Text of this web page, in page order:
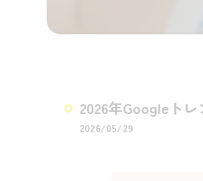
2026年Googleト
2026/05/29